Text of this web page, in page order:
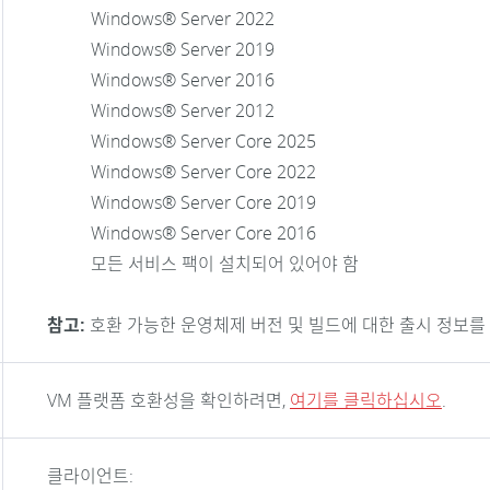
Windows® Server 2022
Windows® Server 2019
Windows® Server 2016
Windows® Server 2012
Windows® Server Core 2025
Windows® Server Core 2022
Windows® Server Core 2019
Windows® Server Core 2016
모든 서비스 팩이 설치되어 있어야 함
참고: 호환 가능한 운영체제 버전 및 빌드에 대한 출시 정보
VM 플랫폼 호환성을 확인하려면, 여기를 클릭하십시오.
클라이언트: